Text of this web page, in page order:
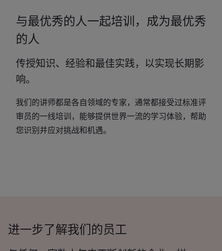
与最优秀的人一起培训，成为最优秀
的人
传授知识、经验和最佳实践，以实现长期影
响。
我们的讲师都是各自领域的专家，通常都接受过标准评
审员的一线培训，能够提供世界一流的学习体验，帮助
您识别并应对挑战和机遇。
进一步了解我们的员工